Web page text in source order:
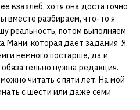
взахлеб, хотя она достаточно
вместе разбираем, что-то я
реальность, потом выполняем
Мани, которая дает задания. Я,
немного постарше, да и
нужна редакция.
читать с пяти лет. На мой
с шести или даже семи